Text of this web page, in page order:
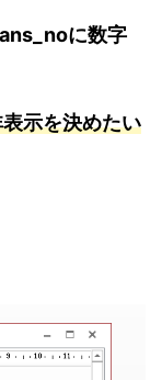
に数字
示を決めたい